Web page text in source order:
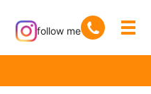
follow me